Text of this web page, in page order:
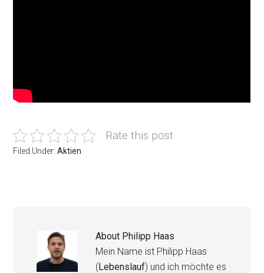
Rate this post
Filed Under:Aktien
About Philipp Haas
Mein Name ist Philipp Haas
(Lebenslauf) und ich möchte es